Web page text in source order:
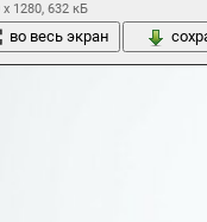
x 1280, 632 кБ
во весь экран